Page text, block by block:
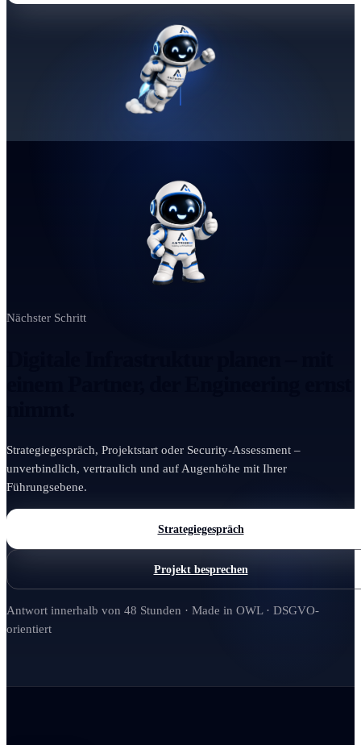
Nächster Schritt
Strategiegespräch, Projektstart oder Security-Assessment –
unverbindlich, vertraulich und auf Augenhöhe mit Ihrer
Führungsebene.
Strategiegespräch
Projekt besprechen
Antwort innerhalb von 48 Stunden · Made in OWL · DSGVO-
orientiert